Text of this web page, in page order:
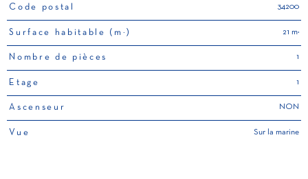
TRAD_PAMPERO_Caracteristique
Code postal 34200
Surface habitable (m²) 21 m²
Nombre de pièces 1
Etage 1
Ascenseur NON
Vue Sur la marine